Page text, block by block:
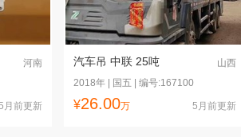
河南
月前更新
汽车吊 中联 25吨
山西
2018年 | 国五 | 编号:167100
¥26.00万 5月前更新